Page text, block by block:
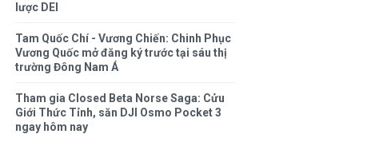
lược DEI
Tam Quốc Chí - Vương Chiến: Chinh Phục
Vương Quốc mở đăng ký trước tại sáu thị
trường Đông Nam Á
Tham gia Closed Beta Norse Saga: Cửu
Giới Thức Tỉnh, săn DJI Osmo Pocket 3
ngay hôm nay